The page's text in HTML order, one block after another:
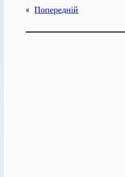
« Попередній